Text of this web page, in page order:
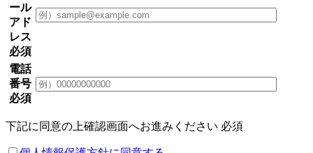
ール
アド
レス
必須
電話
番号
必須
下記に同意の上確認画面へお進みください 必須